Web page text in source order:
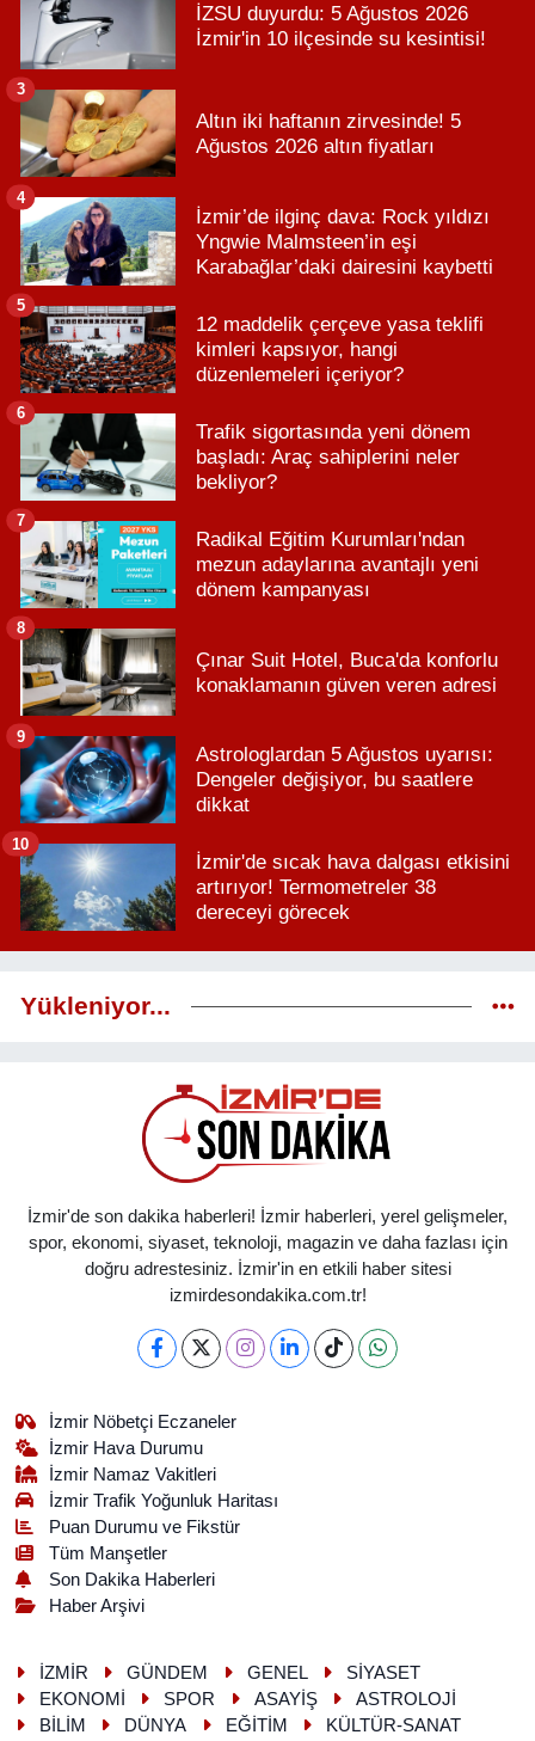
İZSU duyurdu: 5 Ağustos 2026
İzmir'in 10 ilçesinde su kesintisi!
Altın iki haftanın zirvesinde! 5
Ağustos 2026 altın fiyatları
3
İzmir’de ilginç dava: Rock yıldızı
Yngwie Malmsteen’in eşi
Karabağlar’daki dairesini kaybetti
4
12 maddelik çerçeve yasa teklifi
kimleri kapsıyor, hangi
düzenlemeleri içeriyor?
5
Trafik sigortasında yeni dönem
başladı: Araç sahiplerini neler
bekliyor?
6
Radikal Eğitim Kurumları'ndan
mezun adaylarına avantajlı yeni
dönem kampanyası
7
Çınar Suit Hotel, Buca'da konforlu
konaklamanın güven veren adresi
8
Astrologlardan 5 Ağustos uyarısı:
Dengeler değişiyor, bu saatlere
dikkat
9
İzmir'de sıcak hava dalgası etkisini
artırıyor! Termometreler 38
dereceyi görecek
10
Yükleniyor...
İzmir'de son dakika haberleri! İzmir haberleri, yerel gelişmeler,
spor, ekonomi, siyaset, teknoloji, magazin ve daha fazlası için
doğru adrestesiniz. İzmir'in en etkili haber sitesi
izmirdesondakika.com.tr!
İzmir Nöbetçi Eczaneler
İzmir Hava Durumu
İzmir Namaz Vakitleri
İzmir Trafik Yoğunluk Haritası
Puan Durumu ve Fikstür
Tüm Manşetler
Son Dakika Haberleri
Haber Arşivi
İZMİR GÜNDEM GENEL
SİYASET
EKONOMİ
SPOR ASAYİŞ
ASTROLOJİ
BİLİM
DÜNYA EĞİTİM KÜLTÜR-SANAT